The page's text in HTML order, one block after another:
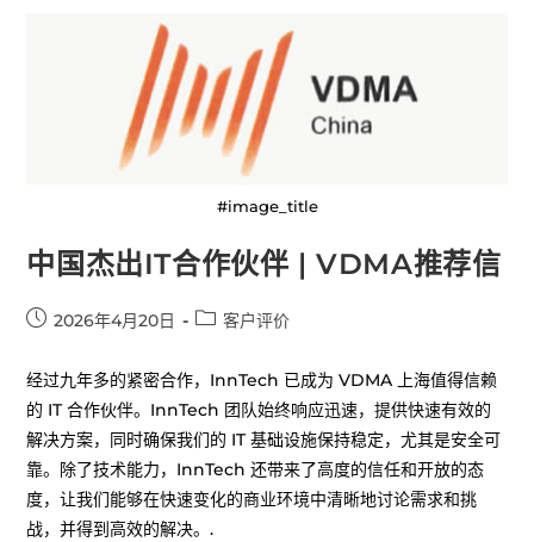
#image_title
中国杰出IT合作伙伴 | VDMA推荐信
2026年4月20日 客户评价
经过九年多的紧密合作，InnTech 已成为 VDMA 上海值得信赖
的 IT 合作伙伴。InnTech 团队始终响应迅速，提供快速有效的
解决方案，同时确保我们的 IT 基础设施保持稳定，尤其是安全可
靠。除了技术能力，InnTech 还带来了高度的信任和开放的态
度，让我们能够在快速变化的商业环境中清晰地讨论需求和挑
战，并得到高效的解决。.